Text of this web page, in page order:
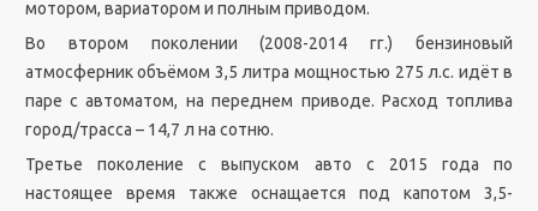
мотором, вариатором и полным приводом.
Во втором поколении (2008-2014 гг.) бензиновый
атмосферник объёмом 3,5 литра мощностью 275 л.с. идёт в
паре с автоматом, на переднем приводе. Расход топлива
город/трасса – 14,7 л на сотню.
Третье поколение с выпуском авто с 2015 года по
настоящее время также оснащается под капотом 3,5-